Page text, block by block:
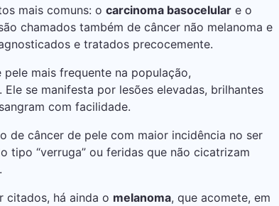
mais comuns: o carcinoma basocelular e o
chamados também de câncer não melanoma e
e tratados precocemente.
mais frequente na população,
se manifesta por lesões elevadas, brilhantes
com facilidade.
de câncer de pele com maior incidência no ser
tipo “verruga” ou feridas que não cicatrizam
citados, há ainda o melanoma, que acomete, em